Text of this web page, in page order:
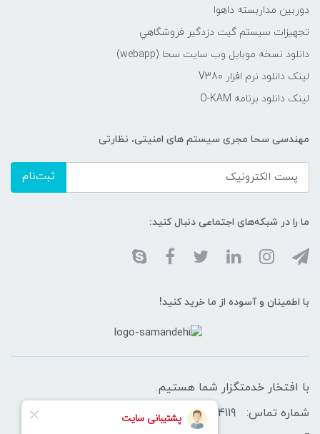
دوربین مداربسته داهوا
تجهیزات سیستم گيت دزدگیر فروشگاهي
دانلود نسخه موبایل وب سایت سحا (webapp)
لینک دانلود نرم افزار V380
لینک دانلود برنامه O-KAM
مهندسی سحا مجری سیستم های امنیتی، نظارتی
ثبت‌نام
ما را در شبکه‌های اجتماعی دنبال کنید:
با اطمینان و آسوده از ما خرید کنید!
با افتخار خدمتگزار شما هستیم.
شماره تماس:
02166460758-02166174119 -09128433566